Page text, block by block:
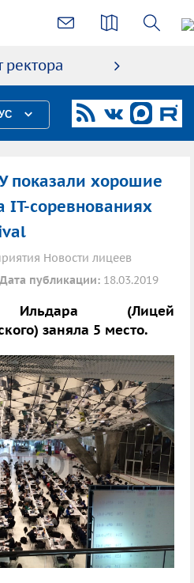
ректора
показали хорошие
IT-соревнованиях
Новости лицеев
Дата публикации: 18.03.2019
Ильдара (Лицей
заняла 5 место.